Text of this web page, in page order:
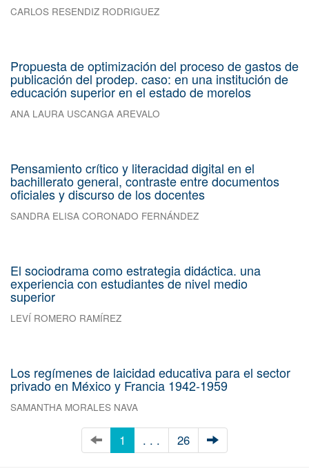
CARLOS RESENDIZ RODRIGUEZ
Propuesta de optimización del proceso de gastos de
publicación del prodep. caso: en una institución de
educación superior en el estado de morelos
ANA LAURA USCANGA AREVALO
Pensamiento crítico y literacidad digital en el
bachillerato general, contraste entre documentos
oficiales y discurso de los docentes
SANDRA ELISA CORONADO FERNÁNDEZ
El sociodrama como estrategia didáctica. una
experiencia con estudiantes de nivel medio
superior
LEVÍ ROMERO RAMÍREZ
Los regímenes de laicidad educativa para el sector
privado en México y Francia 1942-1959
SAMANTHA MORALES NAVA
1 . . . 26